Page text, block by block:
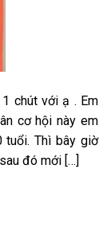
chút với ạ . Em
cơ hội này em
tuổi. Thì bây giờ
đó mới […]